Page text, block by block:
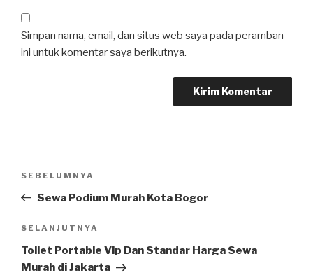
Simpan nama, email, dan situs web saya pada peramban
ini untuk komentar saya berikutnya.
Pos
Sebelumnya
SEBELUMNYA
Sewa Podium Murah Kota Bogor
Pos
Selanjutnya
SELANJUTNYA
Toilet Portable Vip Dan Standar Harga Sewa
Murah di Jakarta